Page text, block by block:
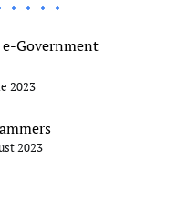
e-Government
2023
2023